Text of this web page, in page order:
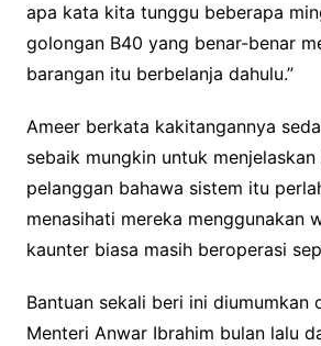
apa kata kita tunggu beberapa
golongan B40 yang benar-benar
barangan itu berbelanja dahulu.”
Ameer berkata kakitangannya
sebaik mungkin untuk menjelaskan
pelanggan bahawa sistem itu
menasihati mereka menggunakan
kaunter biasa masih beroperasi
Bantuan sekali beri ini diumumkan
Menteri Anwar Ibrahim bulan lalu